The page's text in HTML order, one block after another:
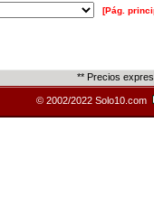
[Pág.
** Precios
© 2002/2022 Solo10.com